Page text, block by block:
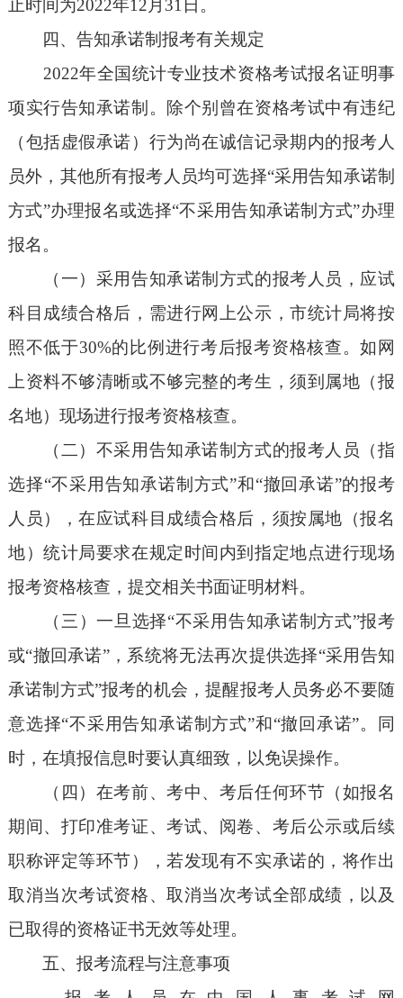
止时间为2022年12月31日。
四、告知承诺制报考有关规定
2022年全国统计专业技术资格考试报名证明事
项实行告知承诺制。除个别曾在资格考试中有违纪
（包括虚假承诺）行为尚在诚信记录期内的报考人
员外，其他所有报考人员均可选择“采用告知承诺制
方式”办理报名或选择“不采用告知承诺制方式”办理
报名。
（一）采用告知承诺制方式的报考人员，应试
科目成绩合格后，需进行网上公示，市统计局将按
照不低于30%的比例进行考后报考资格核查。如网
上资料不够清晰或不够完整的考生，须到属地（报
名地）现场进行报考资格核查。
（二）不采用告知承诺制方式的报考人员（指
选择“不采用告知承诺制方式”和“撤回承诺”的报考
人员），在应试科目成绩合格后，须按属地（报名
地）统计局要求在规定时间内到指定地点进行现场
报考资格核查，提交相关书面证明材料。
（三）一旦选择“不采用告知承诺制方式”报考
或“撤回承诺”，系统将无法再次提供选择“采用告知
承诺制方式”报考的机会，提醒报考人员务必不要随
意选择“不采用告知承诺制方式”和“撤回承诺”。同
时，在填报信息时要认真细致，以免误操作。
（四）在考前、考中、考后任何环节（如报名
期间、打印准考证、考试、阅卷、考后公示或后续
职称评定等环节），若发现有不实承诺的，将作出
取消当次考试资格、取消当次考试全部成绩，以及
已取得的资格证书无效等处理。
五、报考流程与注意事项